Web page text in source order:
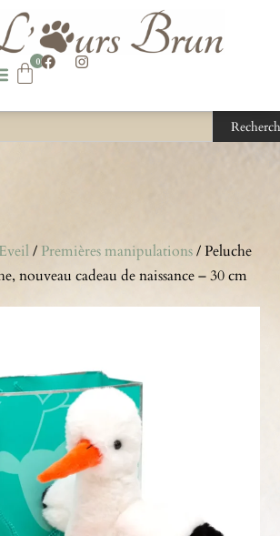
0
/Premières manipulations/ Peluche
nouveau cadeau de naissance – 30 cm